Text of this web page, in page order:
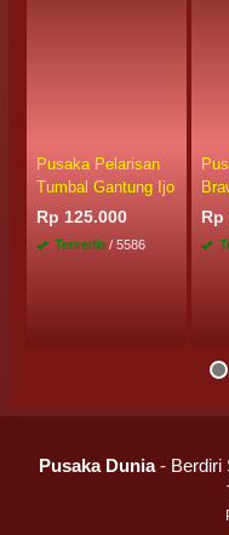
Pusaka Pelarisan
Tumbal Gantung Ijo
Rp 125.000
Tersedia / 5586
Pusaka Dunia- Berdiri